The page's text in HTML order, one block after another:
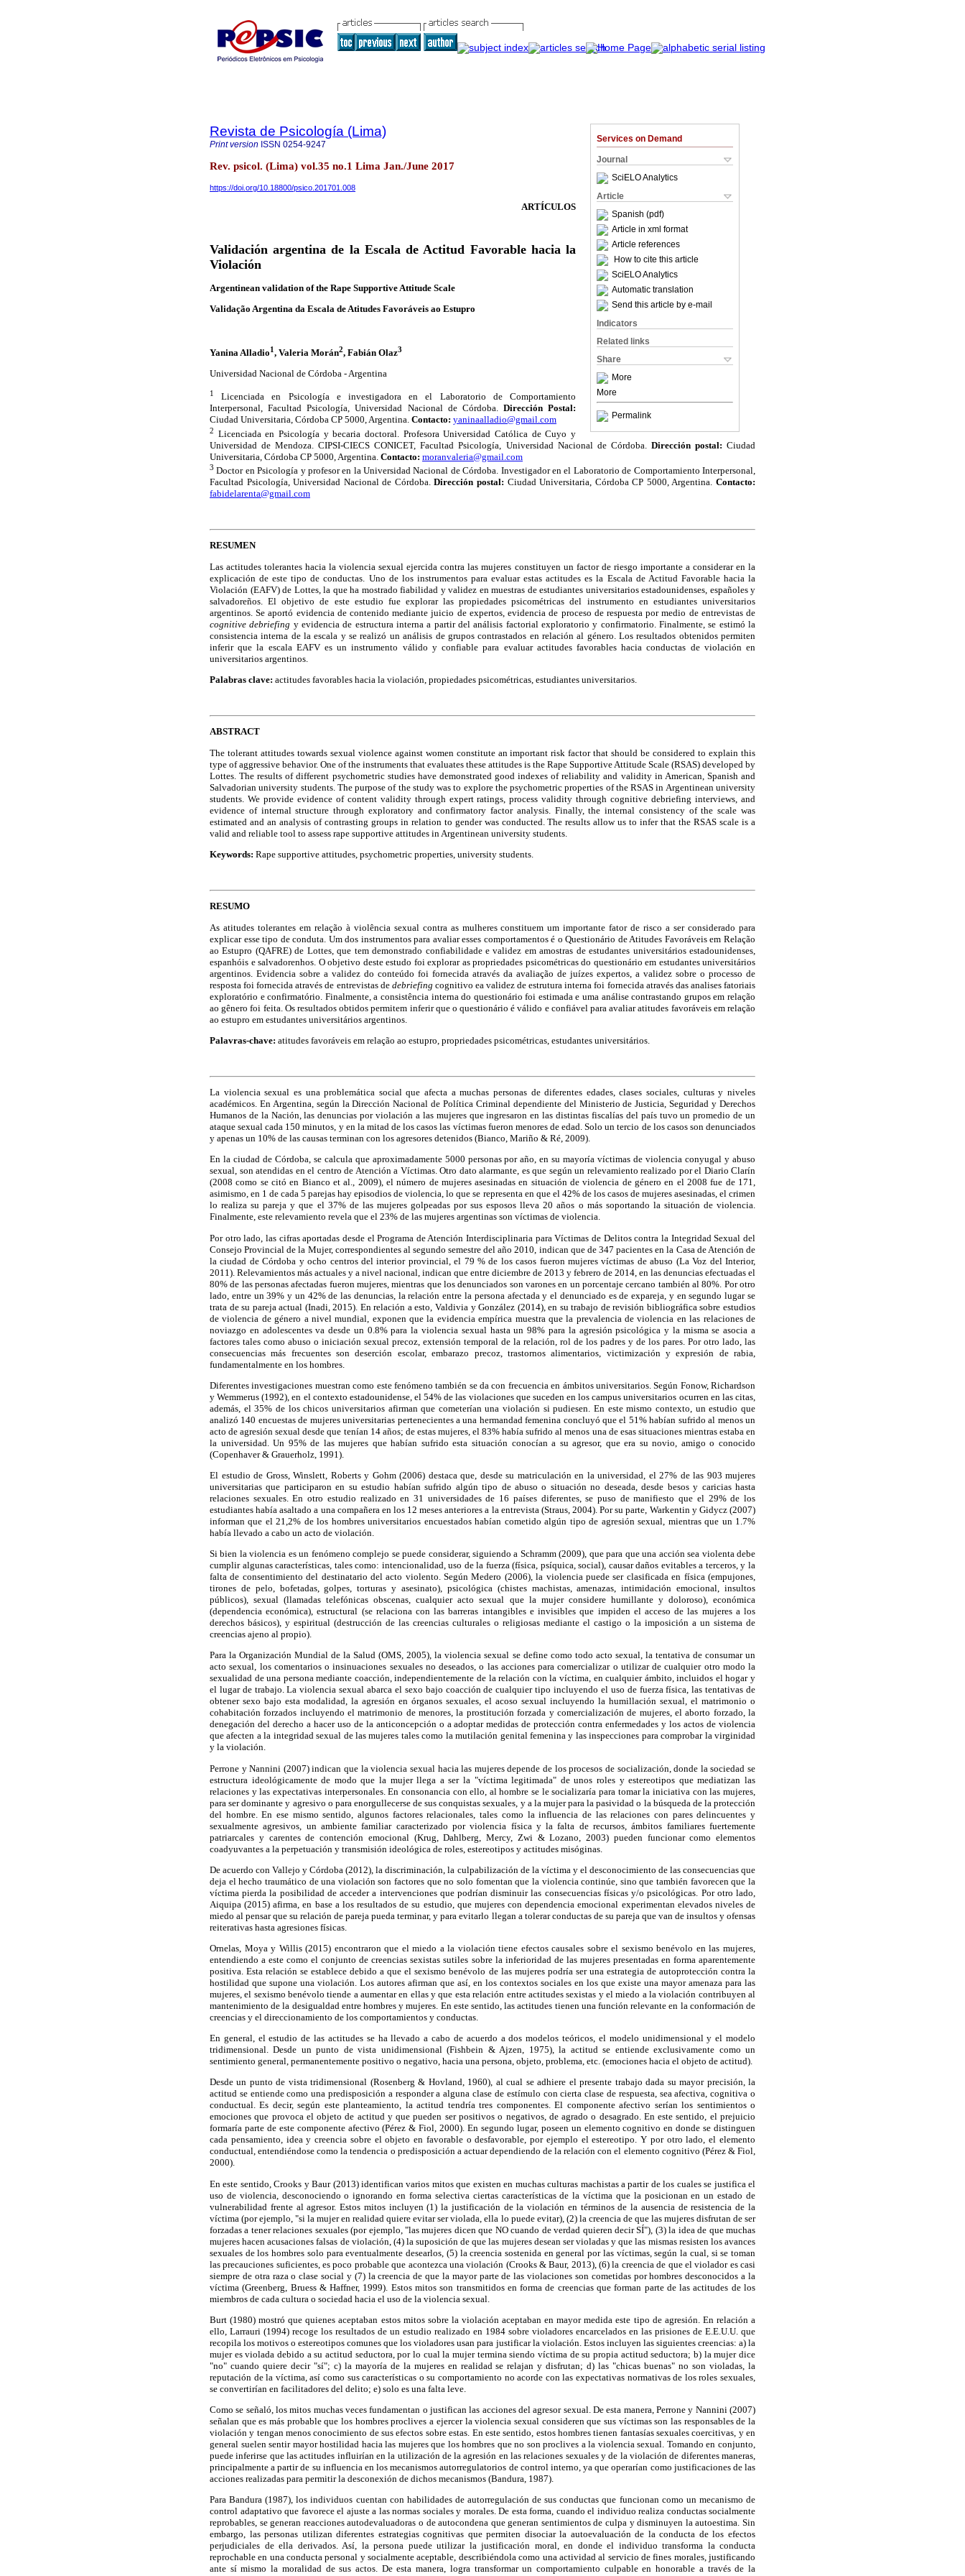
Services on Demand
Journal
SciELO Analytics
Article
Spanish (pdf)
Article in xml format
Article references
How to cite this article
SciELO Analytics
Automatic translation
Send this article by e-mail
Indicators
Related links
Share
More
More
Permalink
Revista de Psicología (Lima)
Print version ISSN 0254-9247
Rev. psicol. (Lima) vol.35 no.1 Lima Jan./June 2017
https://doi.org/10.18800/psico.201701.008
ARTÍCULOS
Validación argentina de la Escala de Actitud Favorable hacia la
Violación
Argentinean validation of the Rape Supportive Attitude Scale
Validação Argentina da Escala de Atitudes Favoráveis ao Estupro
Yanina Alladio1, Valeria Morán2, Fabián Olaz3
Universidad Nacional de Córdoba - Argentina
1
Licenciada en Psicología e investigadora en el Laboratorio de Comportamiento
Interpersonal, Facultad Psicología, Universidad Nacional de Córdoba. Dirección Postal:
Ciudad Universitaria, Córdoba CP 5000, Argentina. Contacto: yaninaalladio@gmail.com
2 Licenciada en Psicología y becaria doctoral. Profesora Universidad Católica de Cuyo y
Universidad de Mendoza. CIPSI-CIECS CONICET, Facultad Psicología, Universidad Nacional de Córdoba. Dirección postal: Ciudad
Universitaria, Córdoba CP 5000, Argentina. Contacto: moranvaleria@gmail.com
3 Doctor en Psicología y profesor en la Universidad Nacional de Córdoba. Investigador en el Laboratorio de Comportamiento Interpersonal,
Facultad Psicología, Universidad Nacional de Córdoba.Dirección postal: Ciudad Universitaria, Córdoba CP 5000, Argentina.Contacto:
fabidelarenta@gmail.com
RESUMEN
Las actitudes tolerantes hacia la violencia sexual ejercida contra las mujeres constituyen un factor de riesgo importante a considerar en la
explicación de este tipo de conductas. Uno de los instrumentos para evaluar estas actitudes es la Escala de Actitud Favorable hacia la
Violación (EAFV) de Lottes, la que ha mostrado fiabilidad y validez en muestras de estudiantes universitarios estadounidenses, españoles y
salvadoreños. El objetivo de este estudio fue explorar las propiedades psicométricas del instrumento en estudiantes universitarios
argentinos. Se aportó evidencia de contenido mediante juicio de expertos, evidencia de proceso de respuesta por medio de entrevistas de
cognitive debriefing y evidencia de estructura interna a partir del análisis factorial exploratorio y confirmatorio. Finalmente, se estimó la
consistencia interna de la escala y se realizó un análisis de grupos contrastados en relación al género. Los resultados obtenidos permiten
inferir que la escala EAFV es un instrumento válido y confiable para evaluar actitudes favorables hacia conductas de violación en
universitarios argentinos.
Palabras clave: actitudes favorables hacia la violación, propiedades psicométricas, estudiantes universitarios.
ABSTRACT
The tolerant attitudes towards sexual violence against women constitute an important risk factor that should be considered to explain this
type of aggressive behavior. One of the instruments that evaluates these attitudes is the Rape Supportive Attitude Scale (RSAS) developed by
Lottes. The results of different psychometric studies have demonstrated good indexes of reliability and validity in American, Spanish and
Salvadorian university students. The purpose of the study was to explore the psychometric properties of the RSAS in Argentinean university
students. We provide evidence of content validity through expert ratings, process validity through cognitive debriefing interviews, and
evidence of internal structure through exploratory and confirmatory factor analysis. Finally, the internal consistency of the scale was
estimated and an analysis of contrasting groups in relation to gender was conducted. The results allow us to infer that the RSAS scale is a
valid and reliable tool to assess rape supportive attitudes in Argentinean university students.
Keywords: Rape supportive attitudes, psychometric properties, university students.
RESUMO
As atitudes tolerantes em relação à violência sexual contra as mulheres constituem um importante fator de risco a ser considerado para
explicar esse tipo de conduta. Um dos instrumentos para avaliar esses comportamentos é o Questionário de Atitudes Favoráveis em Relação
ao Estupro (QAFRE) de Lottes, que tem demonstrado confiabilidade e validez em amostras de estudantes universitários estadounidenses,
espanhóis e salvadorenhos. O objetivo deste estudo foi explorar as propriedades psicométricas do questionário em estudantes universitários
argentinos. Evidencia sobre a validez do conteúdo foi fornecida através da avaliação de juízes expertos, a validez sobre o processo de
resposta foi fornecida através de entrevistas de debriefing cognitivo ea validez de estrutura interna foi fornecida através das analises fatoriais
exploratório e confirmatório. Finalmente, a consistência interna do questionário foi estimada e uma análise contrastando grupos em relação
ao gênero foi feita. Os resultados obtidos permitem inferir que o questionário é válido e confiável para avaliar atitudes favoráveis em relação
ao estupro em estudantes universitários argentinos.
Palavras-chave: atitudes favoráveis em relação ao estupro, propriedades psicométricas, estudantes universitários.
La violencia sexual es una problemática social que afecta a muchas personas de diferentes edades, clases sociales, culturas y niveles
académicos. En Argentina, según la Dirección Nacional de Política Criminal dependiente del Ministerio de Justicia, Seguridad y Derechos
Humanos de la Nación, las denuncias por violación a las mujeres que ingresaron en las distintas fiscalías del país tuvo un promedio de un
ataque sexual cada 150 minutos, y en la mitad de los casos las víctimas fueron menores de edad. Solo un tercio de los casos son denunciados
y apenas un 10% de las causas terminan con los agresores detenidos (Bianco, Mariño & Ré, 2009).
En la ciudad de Córdoba, se calcula que aproximadamente 5000 personas por año, en su mayoría víctimas de violencia conyugal y abuso
sexual, son atendidas en el centro de Atención a Víctimas. Otro dato alarmante, es que según un relevamiento realizado por el Diario Clarín
(2008 como se citó en Bianco et al., 2009), el número de mujeres asesinadas en situación de violencia de género en el 2008 fue de 171,
asimismo, en 1 de cada 5 parejas hay episodios de violencia, lo que se representa en que el 42% de los casos de mujeres asesinadas, el crimen
lo realiza su pareja y que el 37% de las mujeres golpeadas por sus esposos lleva 20 años o más soportando la situación de violencia.
Finalmente, este relevamiento revela que el 23% de las mujeres argentinas son víctimas de violencia.
Por otro lado, las cifras aportadas desde el Programa de Atención Interdisciplinaria para Víctimas de Delitos contra la Integridad Sexual del
Consejo Provincial de la Mujer, correspondientes al segundo semestre del año 2010, indican que de 347 pacientes en la Casa de Atención de
la ciudad de Córdoba y ocho centros del interior provincial, el 79 % de los casos fueron mujeres víctimas de abuso (La Voz del Interior,
2011). Relevamientos más actuales y a nivel nacional, indican que entre diciembre de 2013 y febrero de 2014, en las denuncias efectuadas el
80% de las personas afectadas fueron mujeres, mientras que los denunciados son varones en un porcentaje cercano también al 80%. Por otro
lado, entre un 39% y un 42% de las denuncias, la relación entre la persona afectada y el denunciado es de expareja, y en segundo lugar se
trata de su pareja actual (Inadi, 2015). En relación a esto, Valdivia y González (2014), en su trabajo de revisión bibliográfica sobre estudios
de violencia de género a nivel mundial, exponen que la evidencia empírica muestra que la prevalencia de violencia en las relaciones de
noviazgo en adolescentes va desde un 0.8% para la violencia sexual hasta un 98% para la agresión psicológica y la misma se asocia a
factores tales como abuso o iniciación sexual precoz, extensión temporal de la relación, rol de los padres y de los pares. Por otro lado, las
consecuencias más frecuentes son deserción escolar, embarazo precoz, trastornos alimentarios, victimización y expresión de rabia,
fundamentalmente en los hombres.
Diferentes investigaciones muestran como este fenómeno también se da con frecuencia en ámbitos universitarios. Según Fonow, Richardson
y Wemmerus (1992), en el contexto estadounidense, el 54% de las violaciones que suceden en los campus universitarios ocurren en las citas,
además, el 35% de los chicos universitarios afirman que cometerían una violación si pudiesen. En este mismo contexto, un estudio que
analizó 140 encuestas de mujeres universitarias pertenecientes a una hermandad femenina concluyó que el 51% habían sufrido al menos un
acto de agresión sexual desde que tenían 14 años; de estas mujeres, el 83% había sufrido al menos una de esas situaciones mientras estaba en
la universidad. Un 95% de las mujeres que habían sufrido esta situación conocían a su agresor, que era su novio, amigo o conocido
(Copenhaver & Grauerholz, 1991).
El estudio de Gross, Winslett, Roberts y Gohm (2006) destaca que, desde su matriculación en la universidad, el 27% de las 903 mujeres
universitarias que participaron en su estudio habían sufrido algún tipo de abuso o situación no deseada, desde besos y caricias hasta
relaciones sexuales. En otro estudio realizado en 31 universidades de 16 países diferentes, se puso de manifiesto que el 29% de los
estudiantes había asaltado a una compañera en los 12 meses anteriores a la entrevista (Straus, 2004). Por su parte, Warkentin y Gidycz (2007)
informan que el 21,2% de los hombres universitarios encuestados habían cometido algún tipo de agresión sexual, mientras que un 1.7%
había llevado a cabo un acto de violación.
Si bien la violencia es un fenómeno complejo se puede considerar, siguiendo a Schramm (2009), que para que una acción sea violenta debe
cumplir algunas características, tales como: intencionalidad, uso de la fuerza (física, psíquica, social), causar daños evitables a terceros, y la
falta de consentimiento del destinatario del acto violento. Según Medero (2006), la violencia puede ser clasificada en física (empujones,
tirones de pelo, bofetadas, golpes, torturas y asesinato), psicológica (chistes machistas, amenazas, intimidación emocional, insultos
públicos), sexual (llamadas telefónicas obscenas, cualquier acto sexual que la mujer considere humillante y doloroso), económica
(dependencia económica), estructural (se relaciona con las barreras intangibles e invisibles que impiden el acceso de las mujeres a los
derechos básicos), y espiritual (destrucción de las creencias culturales o religiosas mediante el castigo o la imposición a un sistema de
creencias ajeno al propio).
Para la Organización Mundial de la Salud (OMS, 2005), la violencia sexual se define como todo acto sexual, la tentativa de consumar un
acto sexual, los comentarios o insinuaciones sexuales no deseados, o las acciones para comercializar o utilizar de cualquier otro modo la
sexualidad de una persona mediante coacción, independientemente de la relación con la víctima, en cualquier ámbito, incluidos el hogar y
el lugar de trabajo. La violencia sexual abarca el sexo bajo coacción de cualquier tipo incluyendo el uso de fuerza física, las tentativas de
obtener sexo bajo esta modalidad, la agresión en órganos sexuales, el acoso sexual incluyendo la humillación sexual, el matrimonio o
cohabitación forzados incluyendo el matrimonio de menores, la prostitución forzada y comercialización de mujeres, el aborto forzado, la
denegación del derecho a hacer uso de la anticoncepción o a adoptar medidas de protección contra enfermedades y los actos de violencia
que afecten a la integridad sexual de las mujeres tales como la mutilación genital femenina y las inspecciones para comprobar la virginidad
y la violación.
Perrone y Nannini (2007) indican que la violencia sexual hacia las mujeres depende de los procesos de socialización, donde la sociedad se
estructura ideológicamente de modo que la mujer llega a ser la "víctima legitimada" de unos roles y estereotipos que mediatizan las
relaciones y las expectativas interpersonales. En consonancia con ello, al hombre se le socializaría para tomar la iniciativa con las mujeres,
para ser dominante y agresivo o para enorgullecerse de sus conquistas sexuales, y a la mujer para la pasividad o la búsqueda de la protección
del hombre. En ese mismo sentido, algunos factores relacionales, tales como la influencia de las relaciones con pares delincuentes y
sexualmente agresivos, un ambiente familiar caracterizado por violencia física y la falta de recursos, ámbitos familiares fuertemente
patriarcales y carentes de contención emocional (Krug, Dahlberg, Mercy, Zwi & Lozano, 2003) pueden funcionar como elementos
coadyuvantes a la perpetuación y transmisión ideológica de roles, estereotipos y actitudes misóginas.
De acuerdo con Vallejo y Córdoba (2012), la discriminación, la culpabilización de la víctima y el desconocimiento de las consecuencias que
deja el hecho traumático de una violación son factores que no solo fomentan que la violencia continúe, sino que también favorecen que la
víctima pierda la posibilidad de acceder a intervenciones que podrían disminuir las consecuencias físicas y/o psicológicas. Por otro lado,
Aiquipa (2015) afirma, en base a los resultados de su estudio, que mujeres con dependencia emocional experimentan elevados niveles de
miedo al pensar que su relación de pareja pueda terminar, y para evitarlo llegan a tolerar conductas de su pareja que van de insultos y ofensas
reiterativas hasta agresiones físicas.
Ornelas, Moya y Willis (2015) encontraron que el miedo a la violación tiene efectos causales sobre el sexismo benévolo en las mujeres,
entendiendo a este como el conjunto de creencias sexistas sutiles sobre la inferioridad de las mujeres presentadas en forma aparentemente
positiva. Esta relación se establece debido a que el sexismo benévolo de las mujeres podría ser una estrategia de autoprotección contra la
hostilidad que supone una violación. Los autores afirman que así, en los contextos sociales en los que existe una mayor amenaza para las
mujeres, el sexismo benévolo tiende a aumentar en ellas y que esta relación entre actitudes sexistas y el miedo a la violación contribuyen al
mantenimiento de la desigualdad entre hombres y mujeres. En este sentido, las actitudes tienen una función relevante en la conformación de
creencias y el direccionamiento de los comportamientos y conductas.
En general, el estudio de las actitudes se ha llevado a cabo de acuerdo a dos modelos teóricos, el modelo unidimensional y el modelo
tridimensional. Desde un punto de vista unidimensional (Fishbein & Ajzen, 1975), la actitud se entiende exclusivamente como un
sentimiento general, permanentemente positivo o negativo, hacia una persona, objeto, problema, etc. (emociones hacia el objeto de actitud).
Desde un punto de vista tridimensional (Rosenberg & Hovland, 1960), al cual se adhiere el presente trabajo dada su mayor precisión, la
actitud se entiende como una predisposición a responder a alguna clase de estímulo con cierta clase de respuesta, sea afectiva, cognitiva o
conductual. Es decir, según este planteamiento, la actitud tendría tres componentes. El componente afectivo serían los sentimientos o
emociones que provoca el objeto de actitud y que pueden ser positivos o negativos, de agrado o desagrado. En este sentido, el prejuicio
formaría parte de este componente afectivo (Pérez & Fiol, 2000). En segundo lugar, poseen un elemento cognitivo en donde se distinguen
cada pensamiento, idea y creencia sobre el objeto en favorable o desfavorable, por ejemplo el estereotipo. Y por otro lado, el elemento
conductual, entendiéndose como la tendencia o predisposición a actuar dependiendo de la relación con el elemento cognitivo (Pérez & Fiol,
2000).
En este sentido, Crooks y Baur (2013) identifican varios mitos que existen en muchas culturas machistas a partir de los cuales se justifica el
uso de violencia, desconociendo o ignorando en forma selectiva ciertas características de la víctima que la posicionan en un estado de
vulnerabilidad frente al agresor. Estos mitos incluyen (1) la justificación de la violación en términos de la ausencia de resistencia de la
víctima (por ejemplo, "si la mujer en realidad quiere evitar ser violada, ella lo puede evitar), (2) la creencia de que las mujeres disfrutan de ser
forzadas a tener relaciones sexuales (por ejemplo, "las mujeres dicen que NO cuando de verdad quieren decir SÍ"), (3) la idea de que muchas
mujeres hacen acusaciones falsas de violación, (4) la suposición de que las mujeres desean ser violadas y que las mismas resisten los avances
sexuales de los hombres solo para eventualmente desearlos, (5) la creencia sostenida en general por las víctimas, según la cual, si se toman
las precauciones suficientes, es poco probable que acontezca una violación (Crooks & Baur, 2013), (6) la creencia de que el violador es casi
siempre de otra raza o clase social y (7) la creencia de que la mayor parte de las violaciones son cometidas por hombres desconocidos a la
víctima (Greenberg, Bruess & Haffner, 1999). Estos mitos son transmitidos en forma de creencias que forman parte de las actitudes de los
miembros de cada cultura o sociedad hacia el uso de la violencia sexual.
Burt (1980) mostró que quienes aceptaban estos mitos sobre la violación aceptaban en mayor medida este tipo de agresión. En relación a
ello, Larrauri (1994) recoge los resultados de un estudio realizado en 1984 sobre violadores encarcelados en las prisiones de E.E.U.U. que
recopila los motivos o estereotipos comunes que los violadores usan para justificar la violación. Estos incluyen las siguientes creencias: a) la
mujer es violada debido a su actitud seductora, por lo cual la mujer termina siendo víctima de su propia actitud seductora; b) la mujer dice
"no" cuando quiere decir "sí"; c) la mayoría de la mujeres en realidad se relajan y disfrutan; d) las "chicas buenas" no son violadas, la
reputación de la víctima, así como sus características o su comportamiento no acorde con las expectativas normativas de los roles sexuales,
se convertirían en facilitadores del delito; e) solo es una falta leve.
Como se señaló, los mitos muchas veces fundamentan o justifican las acciones del agresor sexual. De esta manera, Perrone y Nannini (2007)
señalan que es más probable que los hombres proclives a ejercer la violencia sexual consideren que sus víctimas son las responsables de la
violación y tengan menos conocimiento de sus efectos sobre estas. En este sentido, estos hombres tienen fantasías sexuales coercitivas, y en
general suelen sentir mayor hostilidad hacia las mujeres que los hombres que no son proclives a la violencia sexual. Tomando en conjunto,
puede inferirse que las actitudes influirían en la utilización de la agresión en las relaciones sexuales y de la violación de diferentes maneras,
principalmente a partir de su influencia en los mecanismos autorregulatorios de control interno, ya que operarían como justificaciones de las
acciones realizadas para permitir la desconexión de dichos mecanismos (Bandura, 1987).
Para Bandura (1987), los individuos cuentan con habilidades de autorregulación de sus conductas que funcionan como un mecanismo de
control adaptativo que favorece el ajuste a las normas sociales y morales. De esta forma, cuando el individuo realiza conductas socialmente
reprobables, se generan reacciones autodevaluadoras o de autocondena que generan sentimientos de culpa y disminuyen la autoestima. Sin
embargo, las personas utilizan diferentes estrategias cognitivas que permiten disociar la autoevaluación de la conducta de los efectos
perjudiciales de ella derivados. Así, la persona puede utilizar la justificación moral, en donde el individuo transforma la conducta
reprochable en una conducta personal y socialmente aceptable, describiéndola como una actividad al servicio de fines morales, justificando
ante sí mismo la moralidad de sus actos. De esta manera, logra transformar un comportamiento culpable en honorable a través de la